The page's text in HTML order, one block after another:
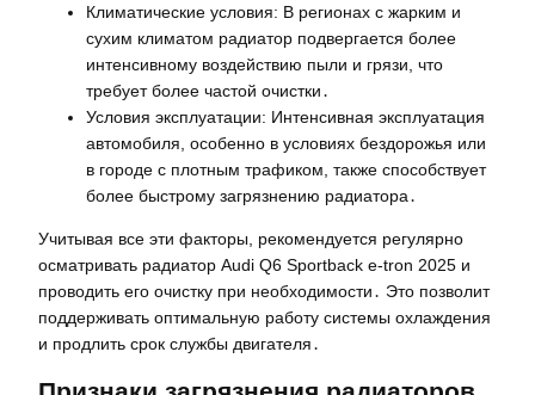
Климатические условия: В регионах с жарким и
сухим климатом радиатор подвергается более
интенсивному воздействию пыли и грязи, что
требует более частой очистки․
Условия эксплуатации: Интенсивная эксплуатация
автомобиля, особенно в условиях бездорожья или
в городе с плотным трафиком, также способствует
более быстрому загрязнению радиатора․
Учитывая все эти факторы, рекомендуется регулярно
осматривать радиатор Audi Q6 Sportback e-tron 2025 и
проводить его очистку при необходимости․ Это позволит
поддерживать оптимальную работу системы охлаждения
и продлить срок службы двигателя․